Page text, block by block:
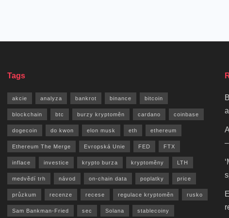
Tags
akcie analyza bankrot binance bitcoin
blockchain btc burzy kryptoměn cardano coinbase
dogecoin do kwon elon musk eth ethereum
Ethereum The Merge Evropská Unie FED FTX
inflace investice krypto burza kryptoměny LTH
medvědí trh návod on-chain data poplatky price
průzkum recenze recese regulace kryptoměn rusko
Sam Bankman-Fried sec Solana stablecoiny